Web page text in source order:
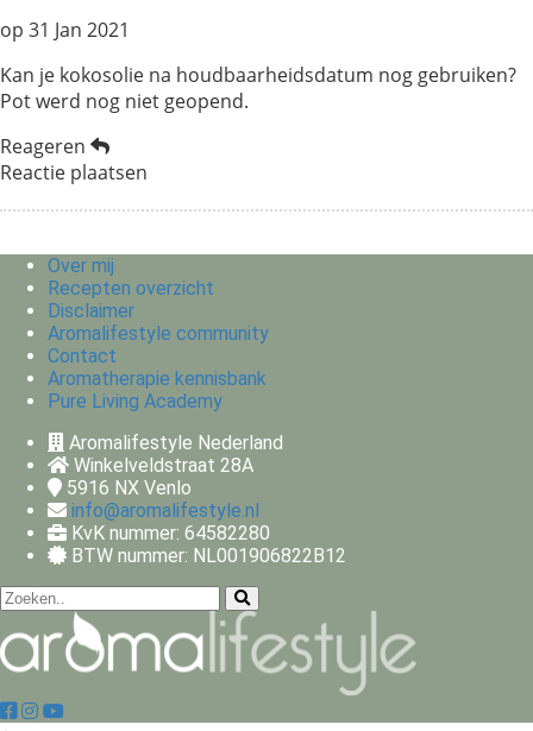
op 31 Jan 2021
Kan je kokosolie na houdbaarheidsdatum nog gebruiken?
Pot werd nog niet geopend.
Reageren
Reactie plaatsen
Over mij
Recepten overzicht
Disclaimer
Aromalifestyle community
Contact
Aromatherapie kennisbank
Pure Living Academy
Aromalifestyle Nederland
Winkelveldstraat 28A
5916 NX Venlo
info@aromalifestyle.nl
KvK nummer: 64582280
BTW nummer: NL001906822B12